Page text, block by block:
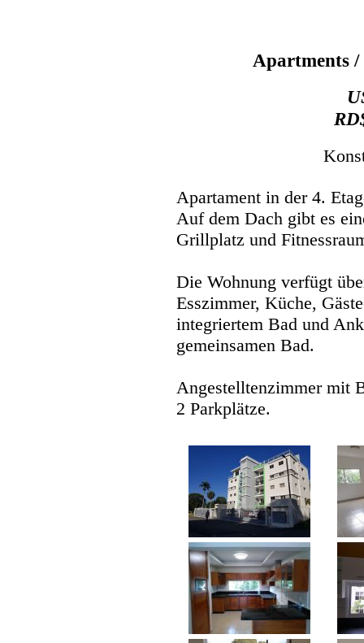
Apartments /
Apartament in der 4.
Auf dem Dach gibt es
Grillplatz und
Die Wohnung verfügt
Esszimmer, Küche,
integriertem Bad und
gemeinsamen Bad.
Angestelltenzimmer mit
2 Parkplätze.